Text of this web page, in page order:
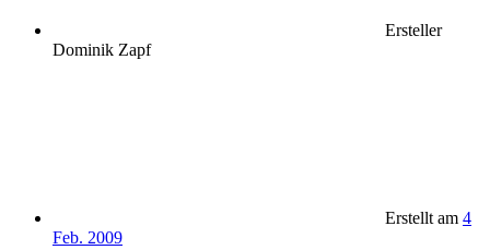
Ersteller
Dominik Zapf
Erstellt am 4
Feb. 2009